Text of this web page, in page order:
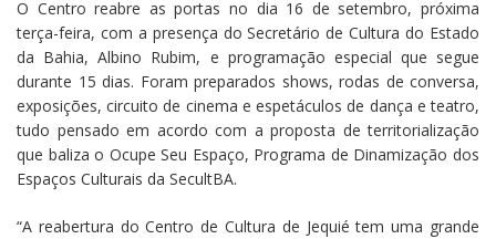
O Centro reabre as portas no dia 16 de setembro, próxima
terça-feira, com a presença do Secretário de Cultura do Estado
da Bahia, Albino Rubim, e programação especial que segue
durante 15 dias. Foram preparados shows, rodas de conversa,
exposições, circuito de cinema e espetáculos de dança e teatro,
tudo pensado em acordo com a proposta de territorialização
que baliza o Ocupe Seu Espaço, Programa de Dinamização dos
Espaços Culturais da SecultBA.
“A reabertura do Centro de Cultura de Jequié tem uma grande